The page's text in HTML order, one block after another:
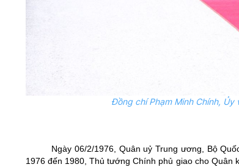
Đồng chí Phạm Minh Chính, Ủy
Ngày 06/2/1976, Quân uỷ Trung ­ương, Bộ
1976 đến 1980, Thủ t­ướng Chính phủ giao cho Quân